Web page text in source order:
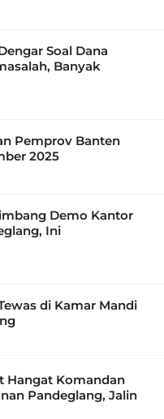
Soal Dana
Banyak
Pemprov Banten
2025
Demo Kantor
Ini
di Kamar Mandi
Hangat Komandan
Pandeglang, Jalin